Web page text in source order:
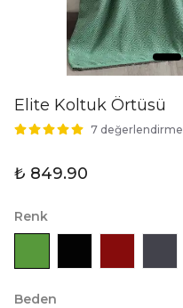
Elite Koltuk Örtüsü
7 değerlendirme
₺ 849.90
Renk
Beden